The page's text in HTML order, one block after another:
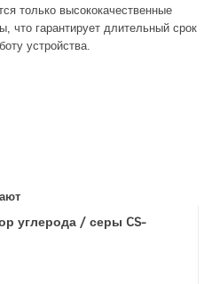
только высококачественные
что гарантирует длительный срок
устройства.
углерода / серы CS-